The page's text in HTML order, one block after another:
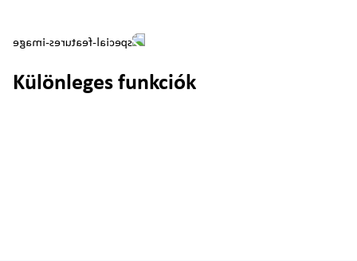
Különleges funkciók